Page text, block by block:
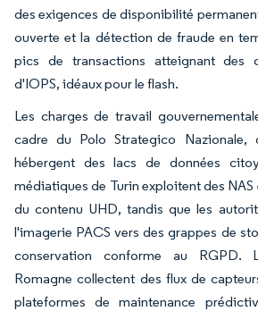
des exigences de disponibilité
ouverte et la détection de fraude en
pics de transactions atteignant des
d'IOPS, idéaux pour le flash.
Les charges de travail
cadre du Polo Strategico Nazionale,
hébergent des lacs de données
médiatiques de Turin exploitent des
du contenu UHD, tandis que les
l'imagerie PACS vers des grappes de
conservation conforme au RGPD.
Romagne collectent des flux de
plateformes de maintenance